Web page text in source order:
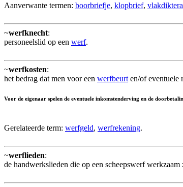
Aanverwante termen: boorbriefje, klopbrief,
~werfknecht:
personeelslid op een werf.
~werfkosten:
het bedrag dat men voor een werfbeurt en/of eventuele
Voor de eigenaar spelen de eventuele inkomstenderving en de
Gerelateerde term: werfgeld, werfrekening.
~werflieden:
de handwerkslieden die op een scheepswerf